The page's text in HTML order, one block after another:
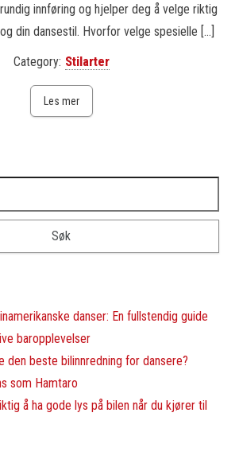
innføring og hjelper deg å velge riktig
din dansestil. Hvorfor velge spesielle […]
Category: Stilarter
danser: En fullstendig guide
baropplevelser
den beste bilinnredning for dansere?
som Hamtaro
å ha gode lys på bilen når du kjører til